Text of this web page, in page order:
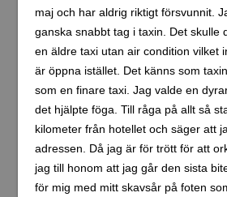
maj och har aldrig riktigt försvunnit.
ganska snabbt tag i taxin. Det skulle
en äldre taxi utan air condition vilket
är öppna istället. Det känns som
som en finare taxi. Jag valde en
det hjälpte föga. Till råga på allt så
kilometer från hotellet och säger att
adressen. Då jag är för trött för att
jag till honom att jag går den sista
för mig med mitt skavsår på foten